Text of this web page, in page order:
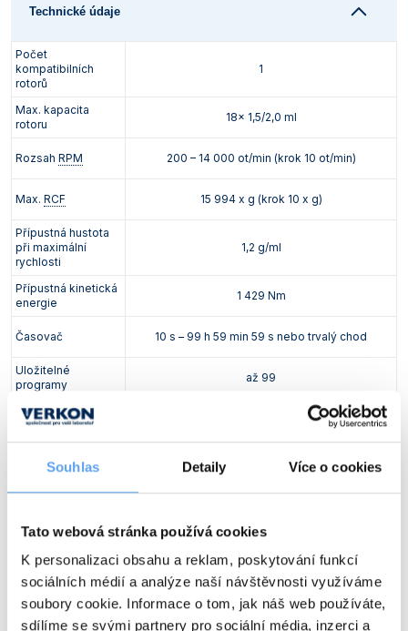
Souhlas Detaily Více o cookies
Tato webová stránka používá cookies
K personalizaci obsahu a reklam, poskytování funkcí
sociálních médií a analýze naší návštěvnosti využíváme
soubory cookie. Informace o tom, jak náš web používáte,
sdílíme se svými partnery pro sociální média, inzerci a
Technické údaje
Počet
kompatibilních
rotorů
1
Max. kapacita
rotoru
18x 1,5/2,0 ml
Rozsah RPM 200 – 14 000 ot/min (krok 10 ot/min)
Max. RCF 15 994 x g (krok 10 x g)
Přípustná hustota
při maximální
rychlosti
1,2 g/ml
Přípustná kinetická
energie
1 429 Nm
Časovač 10 s – 99 h 59 min 59 s nebo trvalý chod
Uložitelné
programy
až 99
Úroveň hluku
Provozní podmínky
lineárně klesající na 50 % při 35 °C
Hmotnost 14 kg
Napájení 230 V, 50/60 Hz